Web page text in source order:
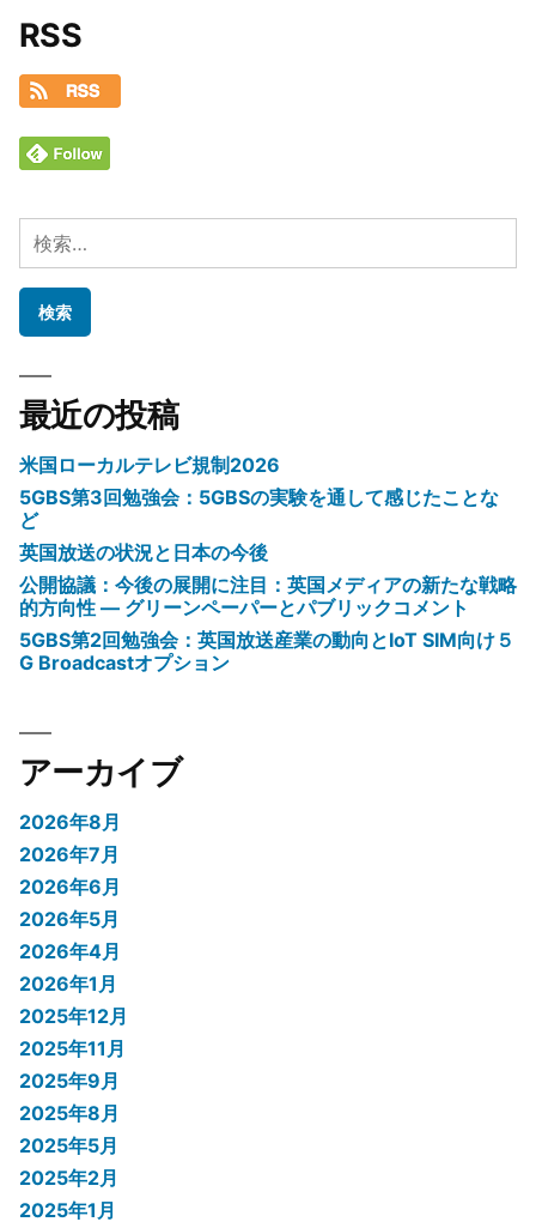
RSS
検
索:
最近の投稿
米国ローカルテレビ規制2026
5GBS第3回勉強会：5GBSの実験を通して感じたことな
ど
英国放送の状況と日本の今後
公開協議：今後の展開に注目：英国メディアの新たな戦略
的方向性 ― グリーンペーパーとパブリックコメント
5GBS第2回勉強会：英国放送産業の動向とIoT SIM向け５
G Broadcastオプション
アーカイブ
2026年8月
2026年7月
2026年6月
2026年5月
2026年4月
2026年1月
2025年12月
2025年11月
2025年9月
2025年8月
2025年5月
2025年2月
2025年1月